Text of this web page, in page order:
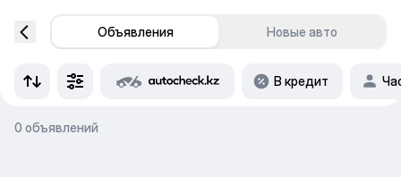
Объявления Новые авто
В кредит
0 объявлений